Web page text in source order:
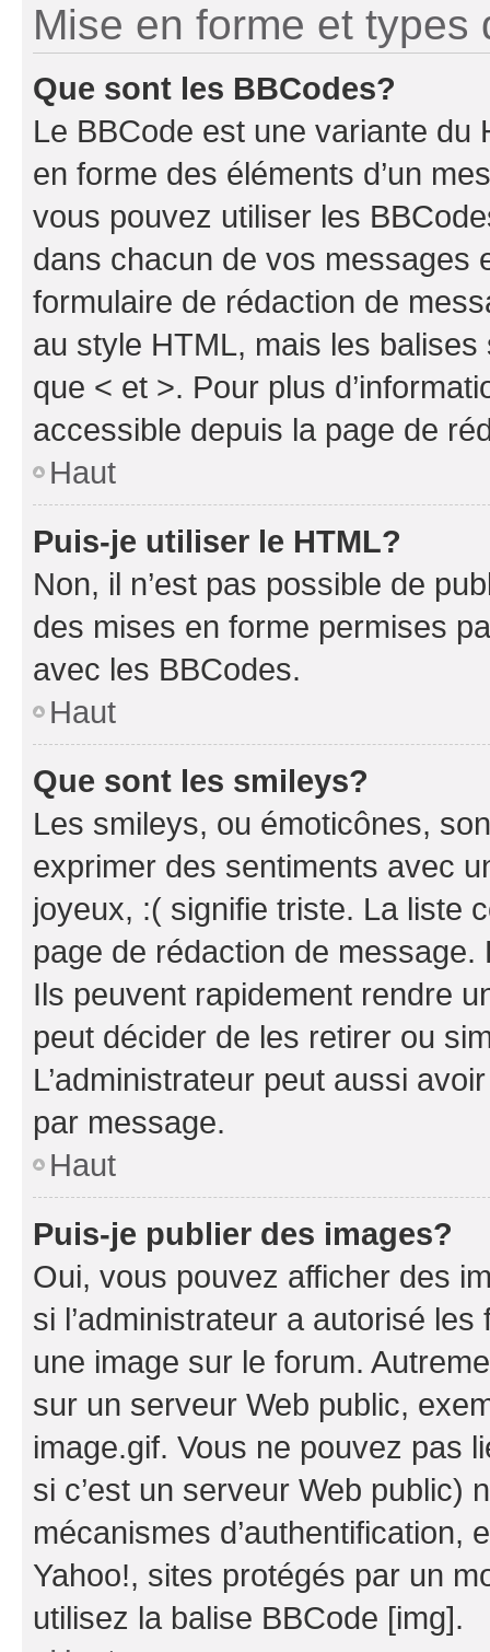
Mise en forme et types
Que sont les BBCodes?
Le BBCode est une variante du
en forme des éléments d’un
vous pouvez utiliser les
dans chacun de vos messages
formulaire de rédaction de
au style HTML, mais les
que < et >. Pour plus
accessible depuis la page de
Haut
Puis-je utiliser le HTML?
Non, il n’est pas possible de
des mises en forme permises
avec les BBCodes.
Haut
Que sont les smileys?
Les smileys, ou émoticônes,
exprimer des sentiments avec
joyeux, :( signifie triste. La liste
page de rédaction de
Ils peuvent rapidement rendre
peut décider de les retirer ou
L’administrateur peut aussi
par message.
Haut
Puis-je publier des images?
Oui, vous pouvez afficher des
si l’administrateur a autorisé
une image sur le forum.
sur un serveur Web public,
image.gif. Vous ne pouvez pas
si c’est un serveur Web public)
mécanismes d’authentification,
Yahoo!, sites protégés par un
utilisez la balise BBCode [img].